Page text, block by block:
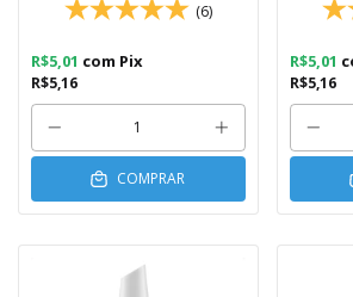
(6)
R$5,16
R$5,01 com Pix
COMPRAR
R$5,16
R$5,01